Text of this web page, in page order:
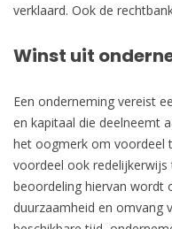
verklaard. Ook de
Winst uit
Een onderneming vereist
en kapitaal die deelneemt
het oogmerk om voordeel
voordeel ook
beoordeling hiervan wordt
duurzaamheid en omvang